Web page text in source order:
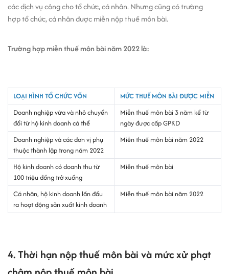
các dịch vụ công cho tổ chức, cá nhân. Nhưng cũng có trường
hợp tổ chức, cá nhân được miễn nộp thuế môn bài.
Trường hợp miễn thuế môn bài năm 2022 là:
LOẠI HÌNH TỔ CHỨC VỐN
MỨC THUẾ MÔN BÀI ĐƯỢC MIỄN
Doanh nghiệp vừa và nhỏ chuyển
đổi từ hộ kinh doanh cá thể
Miễn thuế môn bài 3 năm kể từ
ngày được cấp GPKD
Doanh nghiệp và các đơn vị phụ
thuộc thành lập trong năm 2022
Miễn thuế môn bài năm 2022
Hộ kinh doanh có doanh thu từ
100 triệu đồng trở xuống
Miễn thuế môn bài
Cá nhân, hộ kinh doanh lần đầu
ra hoạt động sản xuất kinh doanh
Miễn thuế môn bài năm 2022
4. Thời hạn nộp thuế môn bài và mức xử phạt